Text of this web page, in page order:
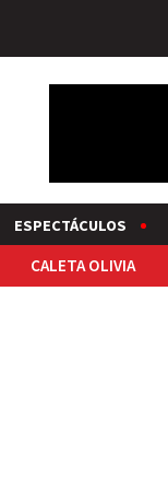
ESPECTÁCULOS
CALETA OLIVIA